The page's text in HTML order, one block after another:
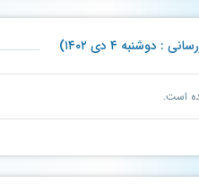
۴ دی ۱۴۰۲)
است.